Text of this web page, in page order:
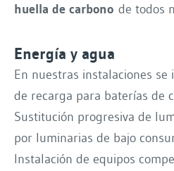
huella de carbono de todos
Energía y agua
En nuestras instalaciones
de recarga para baterías de
Sustitución progresiva de
por luminarias de bajo
Instalación de equipos